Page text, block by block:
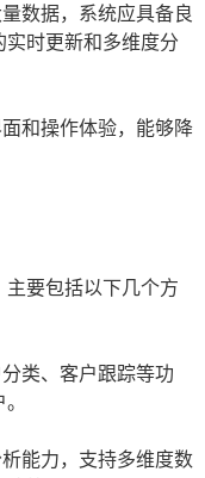
数据，系统应具备良
时更新和多维度分
和操作体验，能够降
要包括以下几个方
类、客户跟踪等功
能力，支持多维度数